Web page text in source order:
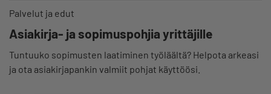
Palvelut ja edut
Asiakirja- ja sopimuspohjia yrittäjille
Tuntuuko sopimusten laatiminen työläältä? Helpota arkeasi
ja ota asiakirjapankin valmiit pohjat käyttöösi.